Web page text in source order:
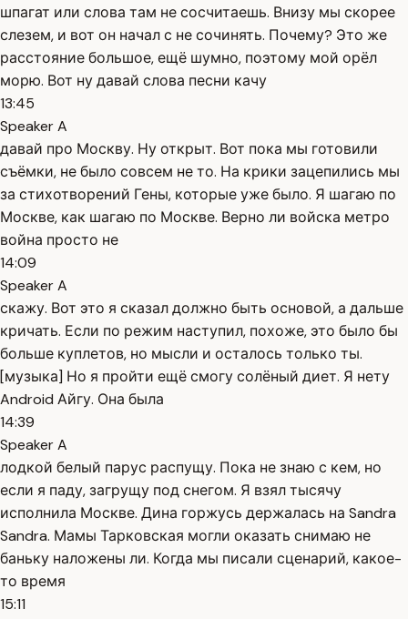
шпагат или слова там не сосчитаешь. Внизу мы скорее
слезем, и вот он начал с не сочинять. Почему? Это же
расстояние большое, ещё шумно, поэтому мой орёл
морю. Вот ну давай слова песни качу
13:45
Speaker A
давай про Москву. Ну открыт. Вот пока мы готовили
съёмки, не было совсем не то. На крики зацепились мы
за стихотворений Гены, которые уже было. Я шагаю по
Москве, как шагаю по Москве. Верно ли войска метро
война просто не
14:09
Speaker A
скажу. Вот это я сказал должно быть основой, а дальше
кричать. Если по режим наступил, похоже, это было бы
больше куплетов, но мысли и осталось только ты.
[музыка] Но я пройти ещё смогу солёный диет. Я нету
Android Айгу. Она была
14:39
Speaker A
лодкой белый парус распущу. Пока не знаю с кем, но
если я паду, загрущу под снегом. Я взял тысячу
исполнила Москве. Дина горжусь держалась на Sandra
Sandra. Мамы Тарковская могли оказать снимаю не
баньку наложены ли. Когда мы писали сценарий, какое-
то время
15:11